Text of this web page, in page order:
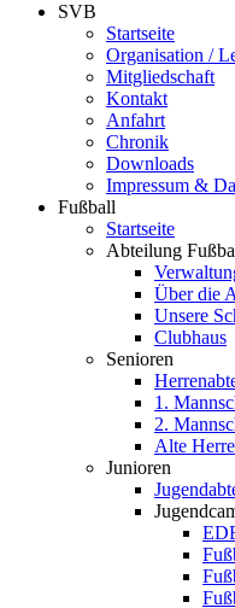
SVB
Startseite
Organisation /
Mitgliedschaft
Kontakt
Anfahrt
Chronik
Downloads
Impressum &
Fußball
Startseite
Abteilung
Über die
Unsere
Clubhaus
Senioren
1.
2.
Alte
Junioren